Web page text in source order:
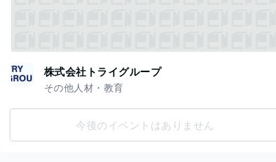
株式会社トライグループ
その他人材・教育
今後のイベントはありません